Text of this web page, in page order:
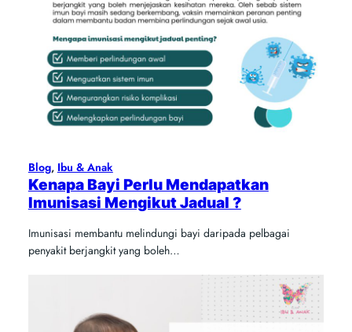
Blog, Ibu & Anak
Kenapa Bayi Perlu Mendapatkan
Imunisasi Mengikut Jadual ?
Imunisasi membantu melindungi bayi daripada pelbagai
penyakit berjangkit yang boleh…